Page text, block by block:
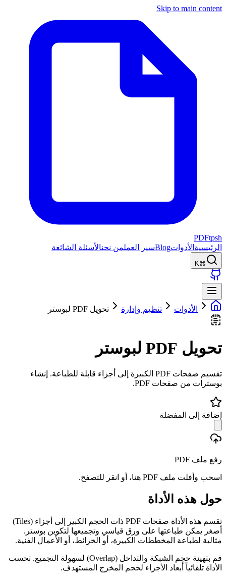
Skip to main content
PDFtpsh
الرئيسية الأدواتBlogسير العملمن نحنالأسئلة الشائعة
⌘K
الأدوات تنظيم وإدارة تحويل PDF لبوستر
تحويل PDF لبوستر
تقسيم صفحات PDF الكبيرة إلى أجزاء قابلة للطباعة. إنشاء
بوسترات من صفحات PDF.
إضافة إلى المفضلة
رفع ملف PDF
اسحب وأفلت ملف PDF هنا، أو انقر للتصفح.
حول هذه الأداة
تقسم هذه الأداة صفحات PDF ذات الحجم الكبير إلى أجزاء (Tiles)
أصغر يمكن طباعتها على ورق قياسي وتجميعها لتكوين بوستر.
مثالية لطباعة المخططات الكبيرة، أو الخرائط، أو الأعمال الفنية.
قم بتهيئة حجم الشبكة والتداخل (Overlap) لسهولة التجميع. تحسب
الأداة تلقائياً أبعاد الأجزاء لحجم المخرج المستهدف.